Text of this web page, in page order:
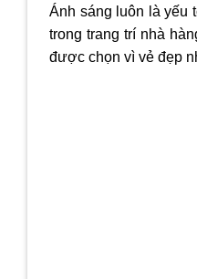
Ánh sáng luôn là yếu
trong trang trí nhà
được chọn vì vẻ đẹp